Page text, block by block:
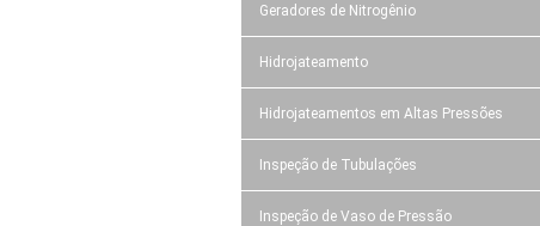
Geradores de Nitrogênio
Hidrojateamento
Hidrojateamentos em Altas Pressões
Inspeção de Tubulações
Inspeção de Vaso de Pressão